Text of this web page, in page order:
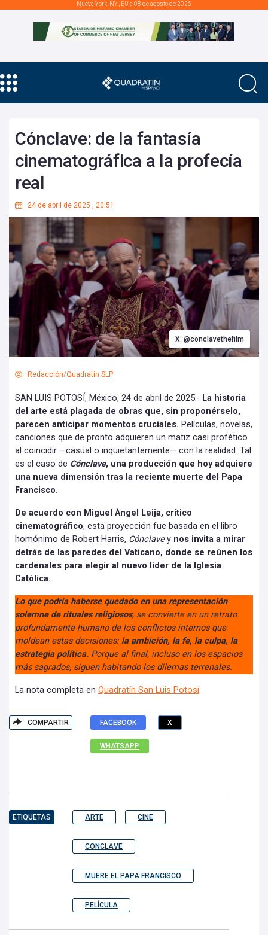
Nueva York, NY., EU a 08 de agosto de 2026
Cónclave: de la fantasía
cinematográfica a la profecía
real
24 de abril de 2025 , 20:51
X: @conclavethefilm
Redacción/Quadratín SLP
SAN LUIS POTOSÍ, México, 24 de abril de 2025.- La historia
del arte está plagada de obras que, sin proponérselo,
parecen anticipar momentos cruciales. Películas, novelas,
canciones que de pronto adquieren un matiz casi profético
al coincidir —casual o inquietantemente— con la realidad. Tal
es el caso de Cónclave, una producción que hoy adquiere
una nueva dimensión tras la reciente muerte del Papa
Francisco.
De acuerdo con Miguel Ángel Leija, crítico
cinematográfico, esta proyección fue basada en el libro
homónimo de Robert Harris, Cónclavey nos invita a mirar
detrás de las paredes del Vaticano, donde se reúnen los
cardenales para elegir al nuevo líder de la Iglesia
Católica.
Lo que podría haberse quedado en una representación
solemne de rituales religiosos, se convierte en un retrato
profundamente humano de los conflictos internos que
moldean estas decisiones: la ambición, la fe, la culpa, la
estrategia política. Porque al final, incluso en los espacios
más sagrados, siguen habitando los dilemas terrenales.
La nota completa en Quadratín San Luis Potosí
COMPARTIR FACEBOOK X
WHATSAPP
ETIQUETAS ARTE CINE
CONCLAVE
MUERE EL PAPA FRANCISCO
PELÍCULA